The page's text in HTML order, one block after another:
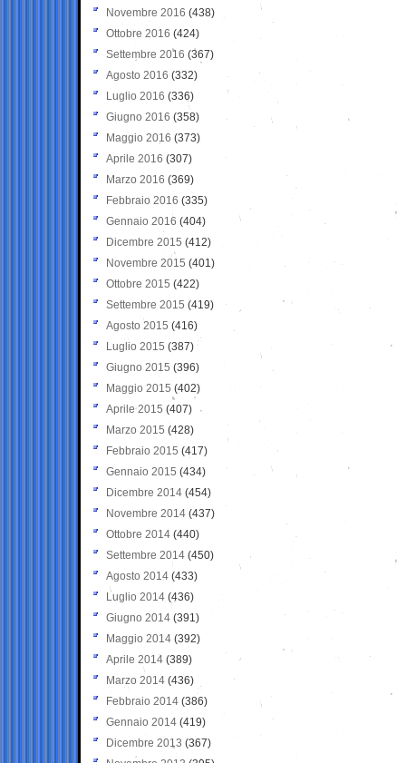
Novembre 2016 (438)
Ottobre 2016 (424)
Settembre 2016 (367)
Agosto 2016 (332)
Luglio 2016 (336)
Giugno 2016 (358)
Maggio 2016 (373)
Aprile 2016 (307)
Marzo 2016 (369)
Febbraio 2016 (335)
Gennaio 2016 (404)
Dicembre 2015 (412)
Novembre 2015 (401)
Ottobre 2015 (422)
Settembre 2015 (419)
Agosto 2015 (416)
Luglio 2015 (387)
Giugno 2015 (396)
Maggio 2015 (402)
Aprile 2015 (407)
Marzo 2015 (428)
Febbraio 2015 (417)
Gennaio 2015 (434)
Dicembre 2014 (454)
Novembre 2014 (437)
Ottobre 2014 (440)
Settembre 2014 (450)
Agosto 2014 (433)
Luglio 2014 (436)
Giugno 2014 (391)
Maggio 2014 (392)
Aprile 2014 (389)
Marzo 2014 (436)
Febbraio 2014 (386)
Gennaio 2014 (419)
Dicembre 2013 (367)